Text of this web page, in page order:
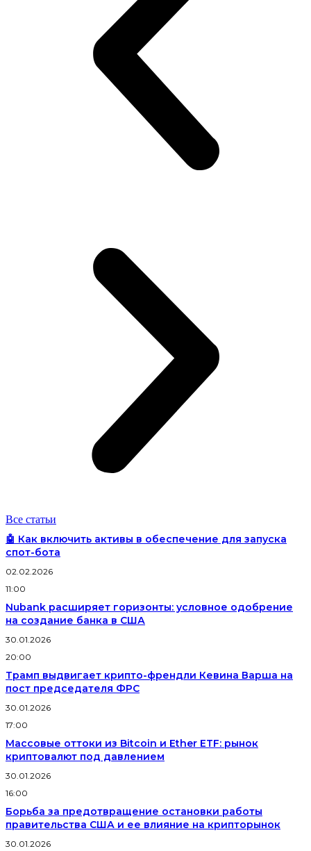
Все статьи
🤖 Как включить активы в обеспечение для запуска
спот-бота
02.02.2026
11:00
Nubank расширяет горизонты: условное одобрение
на создание банка в США
30.01.2026
20:00
Трамп выдвигает крипто-френдли Кевина Варша на
пост председателя ФРС
30.01.2026
17:00
Массовые оттоки из Bitcoin и Ether ETF: рынок
криптовалют под давлением
30.01.2026
16:00
Борьба за предотвращение остановки работы
правительства США и ее влияние на крипторынок
30.01.2026